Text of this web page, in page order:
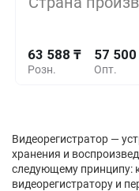
Розн.
63 588 ₸
Опт.
57
10+ -6%
Видеорегистратор —
хранения и
следующему принципу:
видеорегистратору и